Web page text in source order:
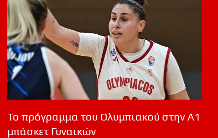
Το πρόγραμμα του Ολυμπιακού στην Α1
μπάσκετ Γυναικών